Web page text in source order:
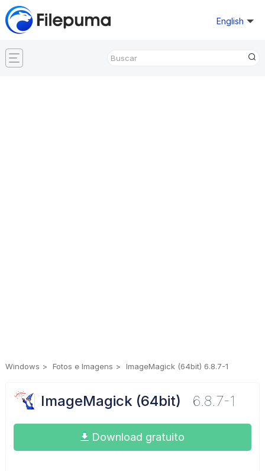
English
Windows Fotos e Imagens ImageMagick (64bit) 6.8.7-1
ImageMagick (64bit) 6.8.7-1
Download gratuito